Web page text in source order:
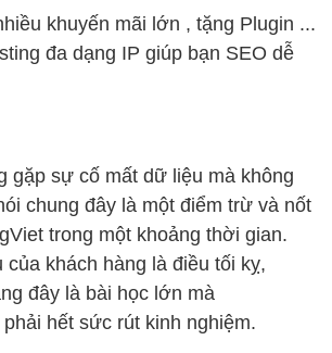
khuyến mãi lớn , tặng Plugin ...
đa dạng IP giúp bạn SEO dễ
gặp sự cố mất dữ liệu mà không
chung đây là một điểm trừ và nốt
trong một khoảng thời gian.
của khách hàng là điều tối kỵ,
đây là bài học lớn mà
hết sức rút kinh nghiệm.